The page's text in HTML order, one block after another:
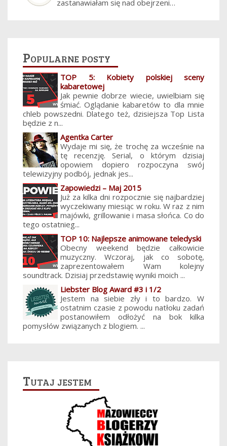
zastanawiałam się nad obejrzeni…
Popularne posty
TOP 5: Kobiety polskiej sceny
kabaretowej
Jak pewnie dobrze wiecie, uwielbiam się
śmiać. Oglądanie kabaretów to dla mnie
chleb powszedni. Dlatego też, dzisiejsza Top Lista
będzie z n...
Agentka Carter
Wydaje mi się, że trochę za wcześnie na
tę recenzję. Serial, o którym dzisiaj
opowiem dopiero rozpoczyna swój
telewizyjny podbój, jednak jes...
Zapowiedzi – Maj 2015
Już za kilka dni rozpocznie się najbardziej
wyczekiwany miesiąc w roku. W raz z nim
majówki, grillowanie i masa słońca. Co do
tego ostatnieg...
TOP 10: Najlepsze animowane teledyski
Obecny weekend będzie całkowicie
muzyczny. Wczoraj, jak co sobotę,
zaprezentowałem Wam kolejny
soundtrack. Dzisiaj przedstawię wyniki moich ...
Liebster Blog Award #3 i 1/2
Jestem na siebie zły i to bardzo. W
ostatnim czasie z powodu natłoku zadań
postanowiłem odłożyć na bok kilka
pomysłów związanych z blogiem. ...
Tutaj jestem